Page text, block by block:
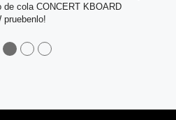
de cola CONCERT KBOARD
pruebenlo!
●●●